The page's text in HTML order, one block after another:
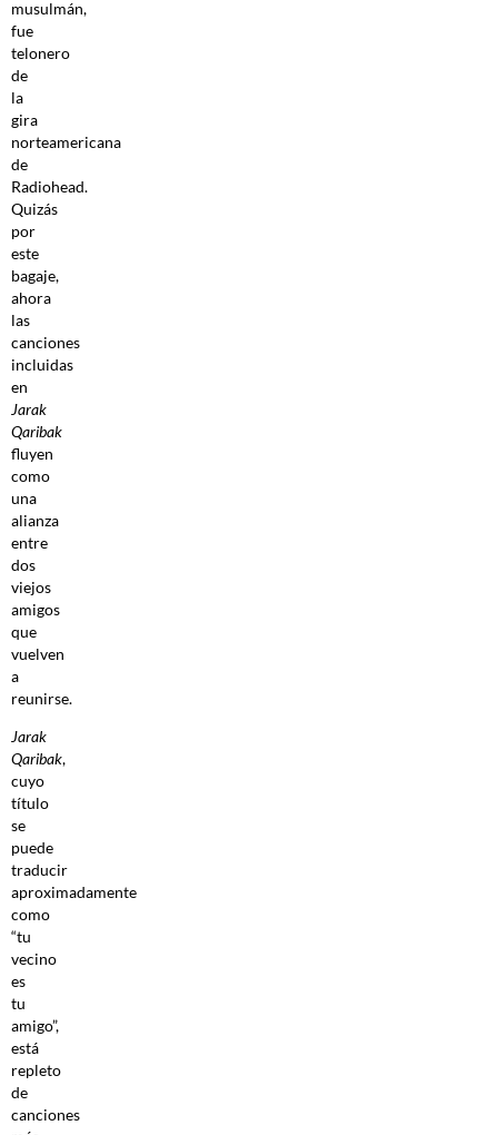
musulmán,
fue
telonero
de
la
gira
norteamericana
de
Radiohead.
Quizás
por
este
bagaje,
ahora
las
canciones
incluidas
en
Jarak
Qaribak
fluyen
como
una
alianza
entre
dos
viejos
amigos
que
vuelven
a
reunirse.
Jarak
Qaribak,
cuyo
título
se
puede
traducir
aproximadamente
como
“tu
vecino
es
tu
amigo”,
está
repleto
de
canciones